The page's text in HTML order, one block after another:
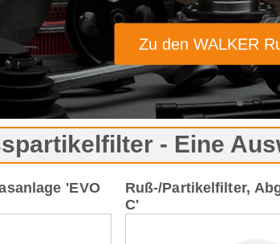
Zu den WALKER
- Eine
'EVO
Ruß-/Partikelfilter,
C'